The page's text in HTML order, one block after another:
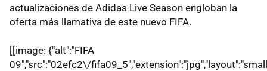
actualizaciones de Adidas Live Season engloban la
oferta más llamativa de este nuevo FIFA.
[[image: {"alt":"FIFA
09","src":"02efc2\/